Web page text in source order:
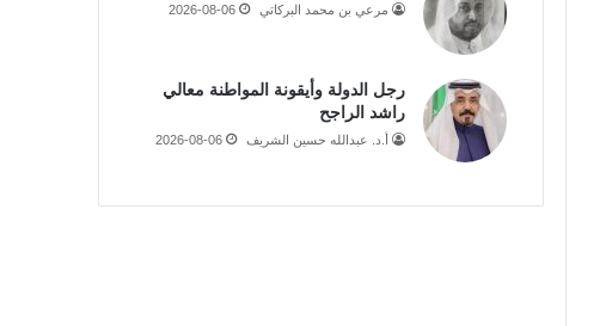
مرعي بن محمد البركاتي 2026-08-06
رجل الدولة وأيقونة المواطنة معالي
راشد الراجح
أ.د. عبدالله حسين الشريف 2026-08-06